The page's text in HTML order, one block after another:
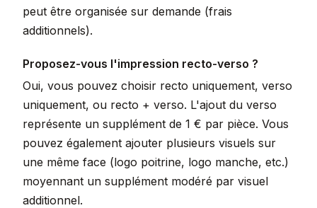
peut être organisée sur demande (frais
additionnels).
Proposez-vous l'impression recto-verso ?
Oui, vous pouvez choisir recto uniquement, verso
uniquement, ou recto + verso. L'ajout du verso
représente un supplément de 1 € par pièce. Vous
pouvez également ajouter plusieurs visuels sur
une même face (logo poitrine, logo manche, etc.)
moyennant un supplément modéré par visuel
additionnel.